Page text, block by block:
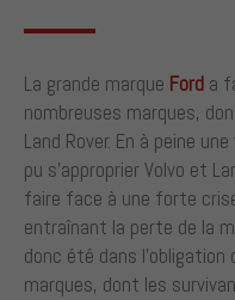
La grande marque Ford a
nombreuses marques,
Land Rover. En à peine
pu s’approprier Volvo et
faire face à une forte
entraînant la perte de la
donc été dans
marques, dont les